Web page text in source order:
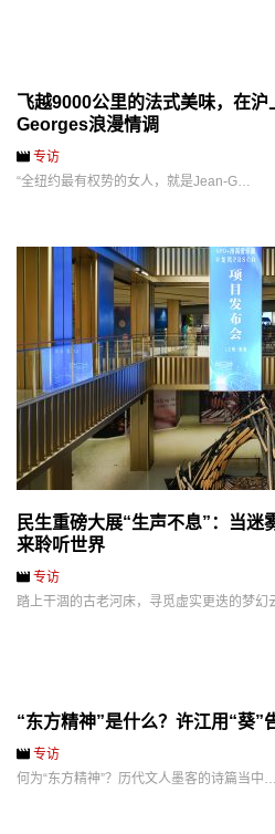
飞越9000公里的法式美味，在
Georges浪漫情调
专访
“全纽约最有权势的女人，就是Jean-G…
民生重磅大展“生声不息”：当迷
来聆听世界
专访
踏上干涸的古老河床，寻觅虚实更迭的梦
“东方精神”是什么？许江用“葵”
专访
何为“东方精神”？历代文人墨客的诗篇当中…